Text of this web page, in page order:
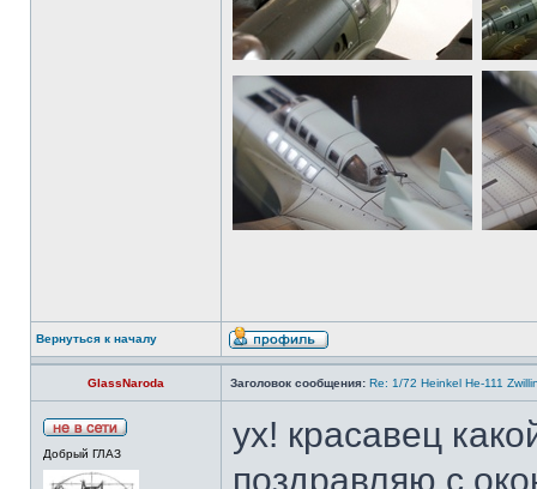
Вернуться к началу
GlassNaroda Заголовок сообщения: Re: 1/72 Heinkel He-111
Добрый ГЛАЗ
ух! красавец
поздравляю с